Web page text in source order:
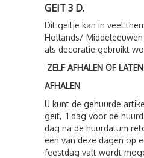
GEIT 3 D.
Dit geitje kan in veel
Hollands/
als decoratie gebruikt
ZELF AFHALEN OF
AFHALEN
U kunt de gehuurde
geit, 1 dag voor de
dag na de huurdatum
een van deze dagen op
feestdag valt wordt